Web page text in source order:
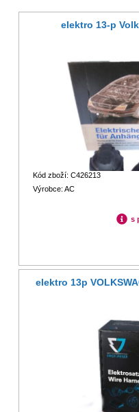
elektro 13-p
Kód zboží: C426213
Výrobce: AC
s
elektro 13p